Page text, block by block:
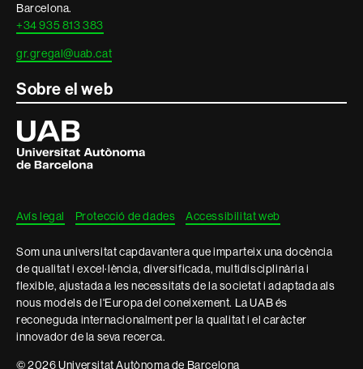
Barcelona.
+34 935 813 383
gr.gregal@uab.cat
Sobre el web
Universitat
Autònoma
de
Barcelona
Avís legal Protecció de dades Accessibilitat web
Som una universitat capdavantera que imparteix una docència
de qualitat i excel·lència, diversificada, multidisciplinària i
flexible, ajustada a les necessitats de la societat i adaptada als
nous models de l'Europa del coneixement. La UAB és
reconeguda internacionalment per la qualitat i el caràcter
innovador de la seva recerca.
© 2026 Universitat Autònoma de Barcelona